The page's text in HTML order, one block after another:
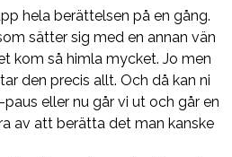
hela berättelsen på en gång.
sätter sig med en annan vän
kom så himla mycket. Jo men
den precis allt. Och då kan ni
eller nu går vi ut och går en
av att berätta det man kanske